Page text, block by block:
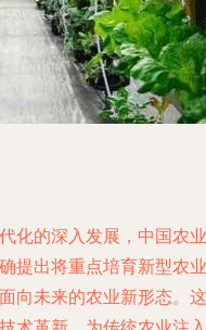
化的深入发展，中国农业
提出将重点培育新型农业
向未来的农业新形态。这